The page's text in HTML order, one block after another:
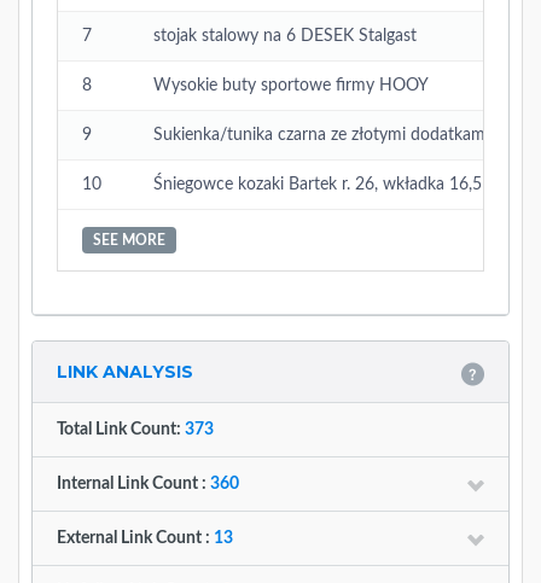
7 stojak stalowy na 6 DESEK Stalgast
8 Wysokie buty sportowe firmy HOOY
9 Sukienka/tunika czarna ze złotymi dodatkami r.36
10 Śniegowce kozaki Bartek r. 26, wkładka 16,5 cm
SEE MORE
LINK ANALYSIS
Total Link Count: 373
Internal Link Count : 360
External Link Count : 13